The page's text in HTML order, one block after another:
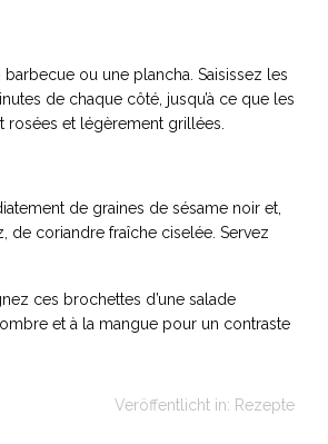
ou une plancha. Saisissez les
de chaque côté, jusqu’à ce que les
rosées et légèrement grillées.
de graines de sésame noir et,
de coriandre fraîche ciselée. Servez
ces brochettes d’une salade
et à la mangue pour un contraste
Veröffentlicht in: Rezepte